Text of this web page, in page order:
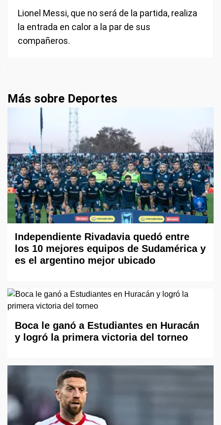
Lionel Messi, que no será de la partida, realiza
la entrada en calor a la par de sus
compañeros.
Más sobre Deportes
Independiente Rivadavia quedó entre
los 10 mejores equipos de Sudamérica y
es el argentino mejor ubicado
Boca le ganó a Estudiantes en Huracán
y logró la primera victoria del torneo